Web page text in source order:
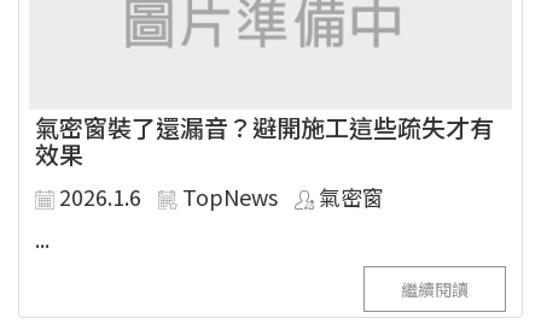
氣密窗裝了還漏音？避開施工這些疏失才有
效果
2026.1.6 TopNews
氣密窗
...
繼續閱讀